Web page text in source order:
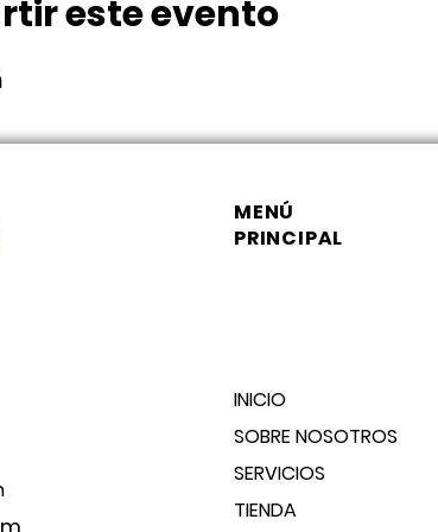
este evento
MENÚ
PRINCIPAL
INICIO
SOBRE NOSOTROS
SERVICIOS
TIENDA